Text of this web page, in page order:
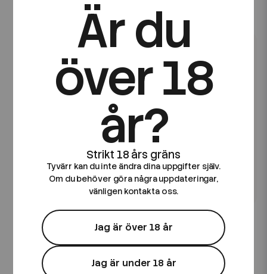
89 kr
NEX SLT ICE | Tropical Ice
| 10ml E-Juice
89 kr
NEX
NEX SLT ICE | Peach Mix
Ice | 10ml E-Juice
Är du
över 18
år?
Tyvärr kan du inte ändra dina uppgifter själv.
Om du behöver göra några uppdateringar,
vänligen kontakta oss.
Jag är över 18 år
Jag är under 18 år